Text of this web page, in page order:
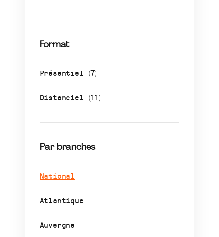
Format
Présentiel (7)
Distanciel (11)
Par branches
National
Atlantique
Auvergne